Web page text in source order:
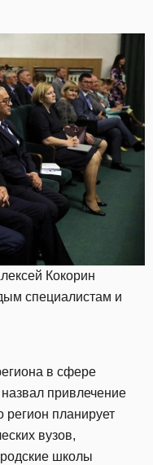
Кокорин
специалистам и
в сфере
привлечение
регион планирует
вузов,
школы